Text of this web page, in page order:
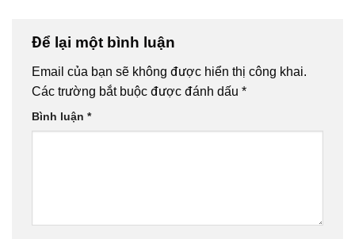
Để lại một bình luận
Email của bạn sẽ không được hiển thị công khai.
Các trường bắt buộc được đánh dấu *
Bình luận *